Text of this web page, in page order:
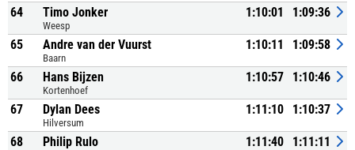
64 Timo Jonker
Weesp
1:10:01 1:09:36
65 Andre van der Vuurst
Baarn
1:10:11 1:09:58
66 Hans Bijzen
Kortenhoef
1:10:57 1:10:46
67 Dylan Dees
Hilversum
1:11:10 1:10:37
68 Philip Rulo 1:11:40 1:11:11